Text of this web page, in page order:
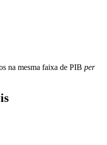
na mesma faixa de PIB per